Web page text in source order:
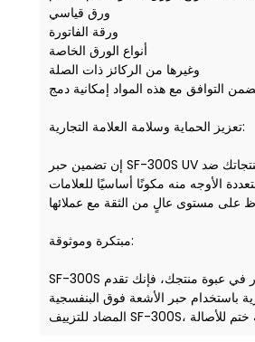
ورق قياسي
ورقة الفاتورة
أنواع الورق الخاصة
وغيرها من الركائز ذات الصلة
تعزيز الحماية وسلامة العلامة التجارية:
إن تضمين حبر SF-300S UV المضاد للتزييف في إستراتيجية التغليف الخاصة بك لا يعمل فقط على تقوية منتجاتك ضد
الأوجه منه مكونًا أساسيًا للعلامات
مبتكرة وموثوقة:
SF-300S هو أكثر من مجرد حبر؛ إنه التزام بالابتكار والموثوقية. ومن خلال دمج هذا الحل المتطور في عبوة منتجك، فإنك تقدم
باستخدام حبر الأشعة فوق البنفسجية